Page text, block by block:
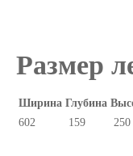
Размер
Ширина Глубина
602
159 250